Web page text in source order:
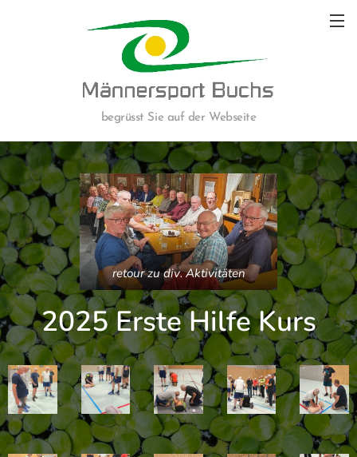
begrüsst Sie auf der Webseite
retour zu div. Aktivitäten
2025 Erste Hilfe Kurs